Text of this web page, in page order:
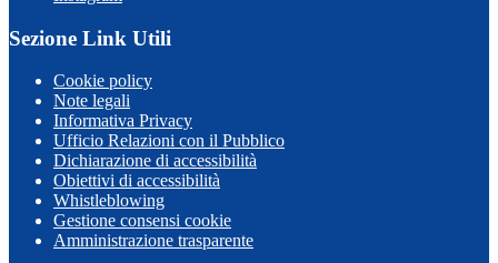
Sezione Link Utili
Cookie policy
Note legali
Informativa Privacy
Ufficio Relazioni con il Pubblico
Dichiarazione di accessibilità
Obiettivi di accessibilità
Whistleblowing
Gestione consensi cookie
Amministrazione trasparente